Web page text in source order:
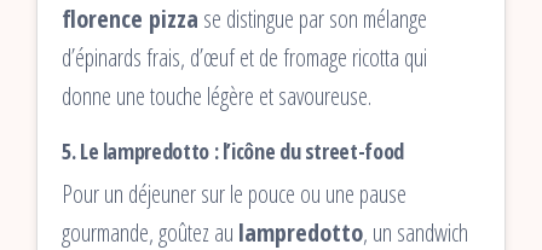
florence pizza se distingue par son mélange
d’épinards frais, d’œuf et de fromage ricotta qui
donne une touche légère et savoureuse.
5. Le lampredotto : l’icône du street-food
Pour un déjeuner sur le pouce ou une pause
gourmande, goûtez au lampredotto, un sandwich